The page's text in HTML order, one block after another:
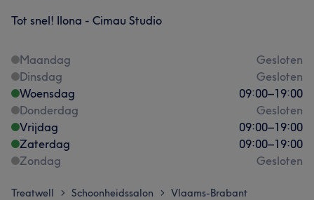
Tot snel! Ilona - Cimau Studio
Maandag
Gesloten
Dinsdag
Gesloten
Woensdag
09:00–19:00
Donderdag
Gesloten
Vrijdag
09:00–19:00
Zaterdag
09:00–19:00
Zondag
Gesloten
Treatwell > Schoonheidssalon > Vlaams-Brabant